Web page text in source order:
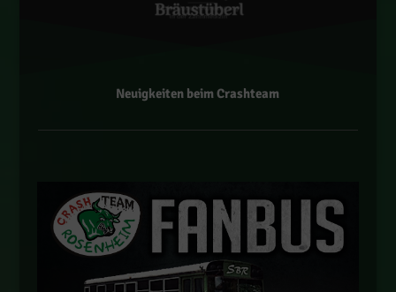
Neuigkeiten beim Crashteam